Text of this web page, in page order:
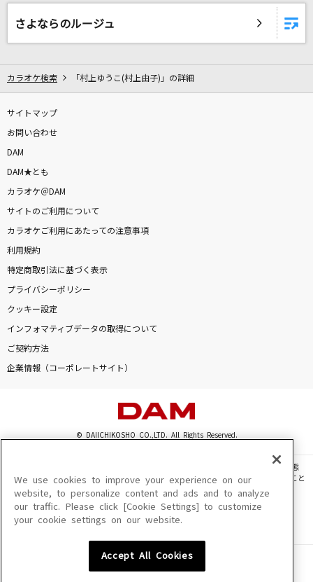
ゆうゆ feat.鏡音リン
もののけ姫
米良美一
Dear My Friend
Every Little Thing
[生音]カブトムシ
aiko
[生音]アイノカタチ feat.HIDE(GReeeeN)
[オリカラ]DAN DAN 心魅かれてく 1996/10/25
渋谷公会堂
FIELD OF VIEW(the FIELD OF VIEW)
もっと見る
DAMの新曲・ランキングなど
カラオケ最新情報をチェック！
さよならのルージュ
カラオケ検索 「村上ゆうこ(村上由子)」の詳細
サイトマップ
お問い合わせ
DAM
DAM★とも
カラオケ＠DAM
サイトのご利用について
カラオケご利用にあたっての注意事項
利用規約
特定商取引法に基づく表示
プライバシーポリシー
クッキー設定
インフォマティブデータの取得について
ご契約方法
企業情報（コーポレートサイト）
© DAIICHIKOSHO CO.,LTD. All Rights Reserved.
このサイトに掲載されている一切の文章・画像・写真・動画・音声等を、手段や形態
を問わず、著作権法の定める範囲を超えて無断で複製、転載、ファイル化などすること
を禁じます。
楽曲及びコンテンツは、機種によりご利用いただけない場合があります。
楽曲及びコンテンツの配信日、配信内容が変更になる場合があります。
We use cookies to improve your experience on our
website, to personalize content and ads and to analyze
our traffic. Please click [Cookie Settings] to customize
your cookie settings on our website.
Accept All Cookies